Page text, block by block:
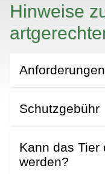
Hinweise
Anforderungen
Schutzgebühr
Kann das Tier
werden?